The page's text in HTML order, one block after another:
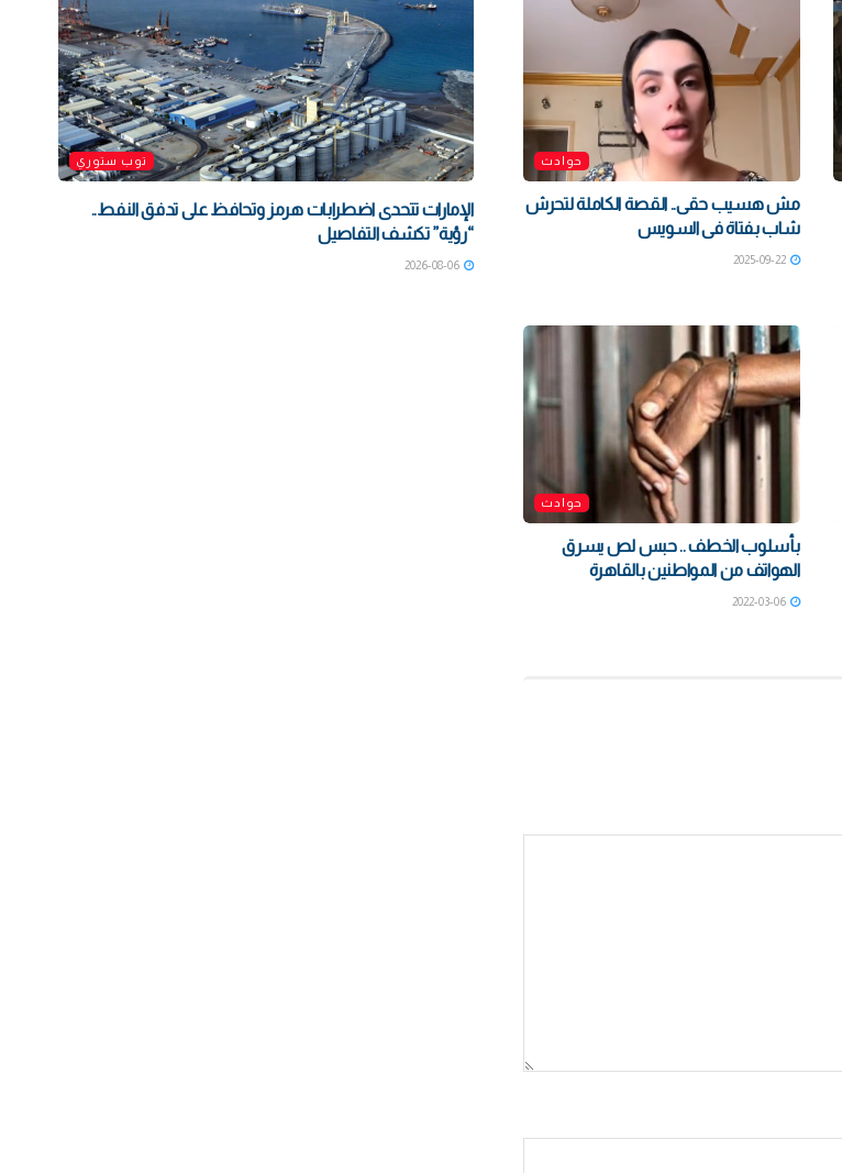
حوادث
مش هسيب حقى.. القصة الكاملة لتحرش
شاب بفتاة فى السويس
2025-09-22
حوادث
بأسلوب الخطف .. حبس لص يسرق
الهواتف من المواطنين بالقاهرة
2022-03-06
توب ستوري
الإمارات تتحدى اضطرابات هرمز وتحافظ على تدفق النفط..
“رؤية” تكشف التفاصيل
2026-08-06